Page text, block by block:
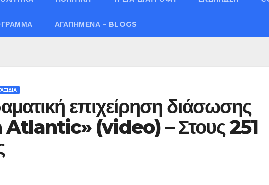
ΑΓΑΠΗΜΈΝΑ – BLOGS
επιχείρηση διάσωσης
(video) – Στους 251